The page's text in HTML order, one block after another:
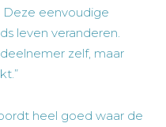
eenvoudige
leven veranderen.
zelf, maar
heel goed waar de